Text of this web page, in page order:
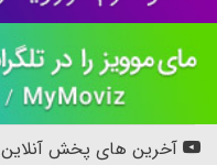
آخرین های پخش آنلاین